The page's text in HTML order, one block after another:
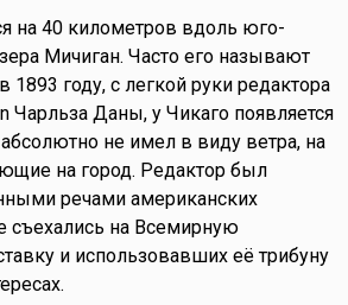
на 40 километров вдоль юго-
Мичиган. Часто его называют
1893 году, с легкой руки редактора
Чарльза Даны, у Чикаго появляется
не имел в виду ветра, на
на город. Редактор был
речами американских
съехались на Всемирную
и использовавших её трибуну